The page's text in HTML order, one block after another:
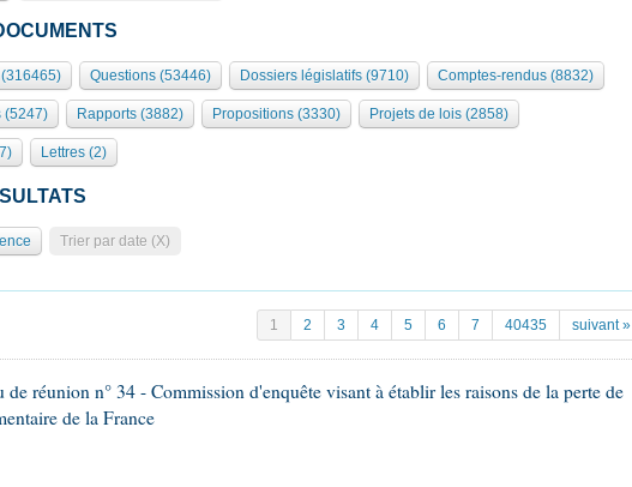
Questions (53446) Dossiers législatifs (9710) Comptes-rendus (8832)
(5247) Rapports (3882) Propositions (3330) Projets de lois (2858)
Lettres (2)
Trier par date (X)
1 2 3 4 5 6 7 40435 suivant »
de réunion n° 34 - Commission d'enquête visant à établir les raisons de la perte de
de la France